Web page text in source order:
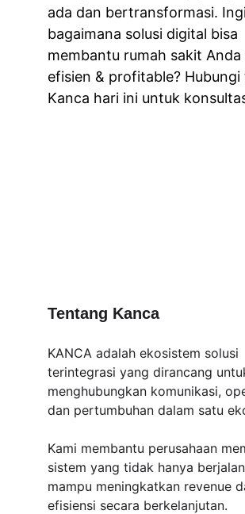
ada dan bertransformasi.
bagaimana solusi digital bisa
membantu rumah sakit Anda
efisien & profitable? Hubungi
Kanca hari ini untuk
Tentang Kanca
KANCA adalah ekosistem solusi
terintegrasi yang dirancang
menghubungkan komunikasi,
dan pertumbuhan dalam satu
Kami membantu perusahaan
sistem yang tidak hanya
mampu meningkatkan revenue
efisiensi secara berkelanjutan.